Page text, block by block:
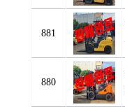
881
880